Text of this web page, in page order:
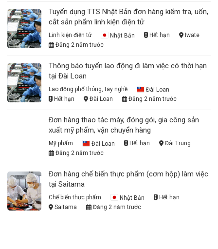
Tuyển dụng TTS Nhật Bản đơn hàng kiểm tra, uốn,
cắt sản phẩm linh kiện điện tử
Linh kiện điện tử Nhật Bản Hết hạn
Iwate
Đăng 2 năm trước
Thông báo tuyển lao động đi làm việc có thời hạn
tại Đài Loan
Lao động phổ thông, tay nghề
Đài Loan
Hết hạn
Đài Loan Đăng 2 năm trước
Đơn hàng thao tác máy, đóng gói, gia công sản
xuất mỹ phẩm, vận chuyển hàng
Mỹ phẩm Đài Loan Hết hạn
Đài Trung
Đăng 2 năm trước
Đơn hàng chế biến thực phẩm (cơm hộp) làm việc
tại Saitama
Chế biến thực phẩm Nhật Bản
Hết hạn
Saitama
Đăng 2 năm trước